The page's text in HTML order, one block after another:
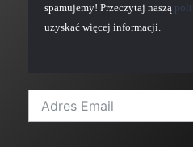
spamujemy! Przeczytaj naszą
uzyskać więcej informacji.